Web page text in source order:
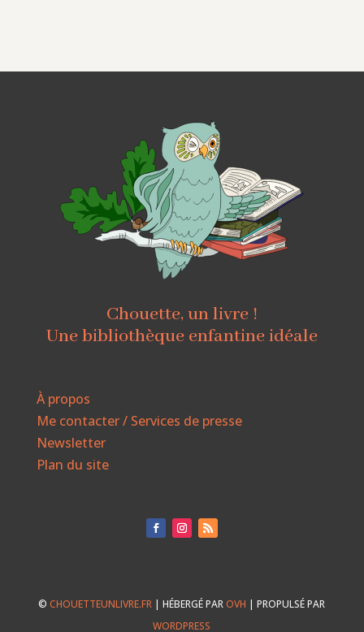
Chouette, un livre !
Une bibliothèque enfantine idéale
À propos
Me contacter / Services de presse
Newsletter
Plan du site
©CHOUETTEUNLIVRE.FR | HÉBERGÉ PAROVH | PROPULSÉ PAR
WORDPRESS